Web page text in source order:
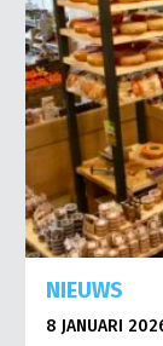
NIEUWS
8 JANUARI